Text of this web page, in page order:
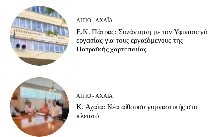
ΑΊΓΙΟ - ΑΧΑΪ́Α
Ε.Κ. Πάτρας: Συνάντηση με τον Υφυπουργό
εργασίας για τους εργαζόμενους της
Πατραϊκής χαρτοποιίας
ΑΊΓΙΟ - ΑΧΑΪ́Α
Κ. Αχαϊα: Νέα αίθουσα γυμναστικής στο
κλειστό